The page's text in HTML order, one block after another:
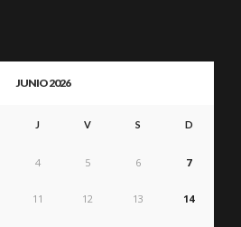
JUNIO 2026
J V S D
4 5 6 7
11 12 13 14